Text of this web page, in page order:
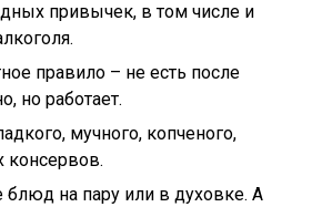
привычек, в том числе и
правило – не есть после
но работает.
мучного, копченого,
консервов.
блюд на пару или в духовке. А